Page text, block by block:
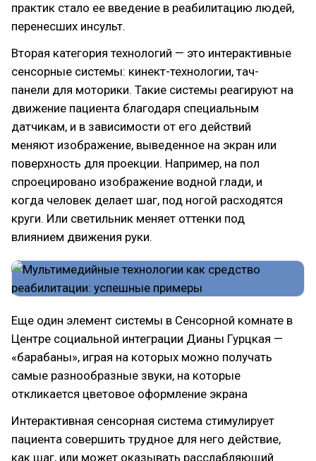
практик стало ее введение в реабилитацию людей,
перенесших инсульт.
Вторая категория технологий — это интерактивные
сенсорные системы: кинект-технологии, тач-
панели для моторики. Такие системы реагируют на
движение пациента благодаря специальным
датчикам, и в зависимости от его действий
меняют изображение, выведенное на экран или
поверхность для проекции. Например, на пол
спроецировано изображение водной глади, и
когда человек делает шаг, под ногой расходятся
круги. Или светильник меняет оттенки под
влиянием движения руки.
Еще один элемент системы в Сенсорной комнате в
Центре социальной интеграции Дианы Гурцкая —
«барабаны», играя на которых можно получать
самые разнообразные звуки, на которые
откликается цветовое оформление экрана
Интерактивная сенсорная система стимулирует
пациента совершить трудное для него действие,
как шаг, или может оказывать расслабляющий